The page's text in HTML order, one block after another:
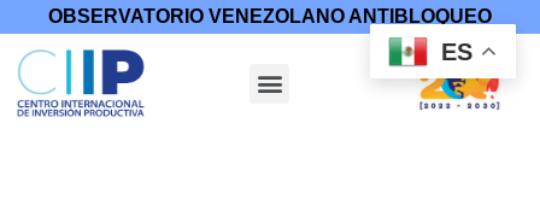
OBSERVATORIO VENEZOLANO ANTIBLOQUEO
ES